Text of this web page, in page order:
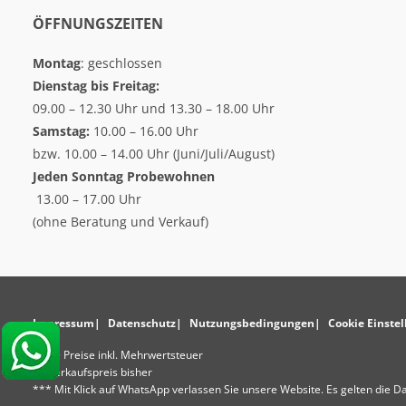
ÖFFNUNGSZEITEN
Montag: geschlossen
Dienstag bis Freitag:
09.00 – 12.30 Uhr und 13.30 – 18.00 Uhr
Samstag: 10.00 – 16.00 Uhr
bzw. 10.00 – 14.00 Uhr (Juni/Juli/August)
Jeden Sonntag Probewohnen
13.00 – 17.00 Uhr
(ohne Beratung und Verkauf)
Impressum Datenschutz Nutzungsbedingungen Cookie
* Alle Preise inkl. Mehrwertsteuer
** Verkaufspreis bisher
*** Mit Klick auf WhatsApp verlassen Sie unsere Website. Es gelten die